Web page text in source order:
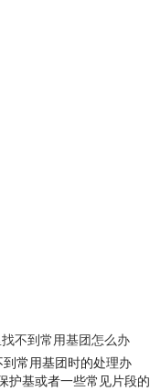
找不到常用基团怎么办
到常用基团时的处理办
护基或者一些常见片段的